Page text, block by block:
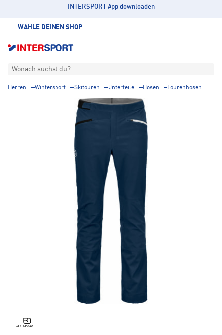
INTERSPORT App downloaden
WÄHLE DEINEN SHOP
Wonach suchst du?
Herren Wintersport Skitouren Unterteile Hosen Tourenhosen